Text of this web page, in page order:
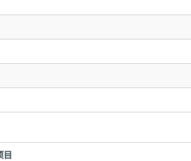
目